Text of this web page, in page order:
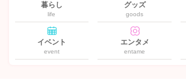
暮らし
life
グッズ
goods
イベント
event
エンタメ
entame